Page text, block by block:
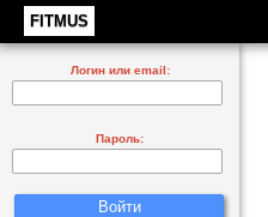
FITMUS
Логин или email:
Пароль: